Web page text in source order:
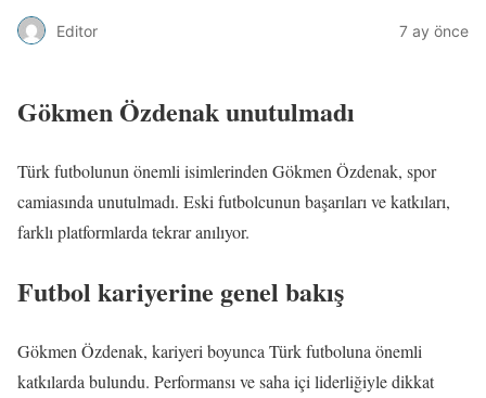
Editor 7 ay önce
Gökmen Özdenak unutulmadı
Türk futbolunun önemli isimlerinden Gökmen Özdenak, spor
camiasında unutulmadı. Eski futbolcunun başarıları ve katkıları,
farklı platformlarda tekrar anılıyor.
Futbol kariyerine genel bakış
Gökmen Özdenak, kariyeri boyunca Türk futboluna önemli
katkılarda bulundu. Performansı ve saha içi liderliğiyle dikkat